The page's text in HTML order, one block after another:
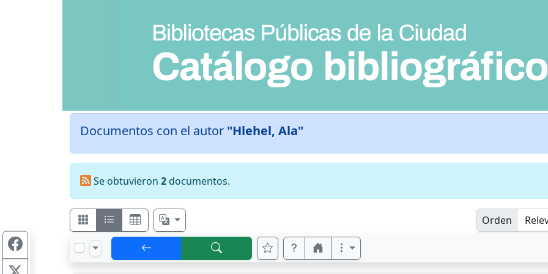
Documentos con el autor "Hlehel, Ala"
Se obtuvieron 2documentos.
Orden